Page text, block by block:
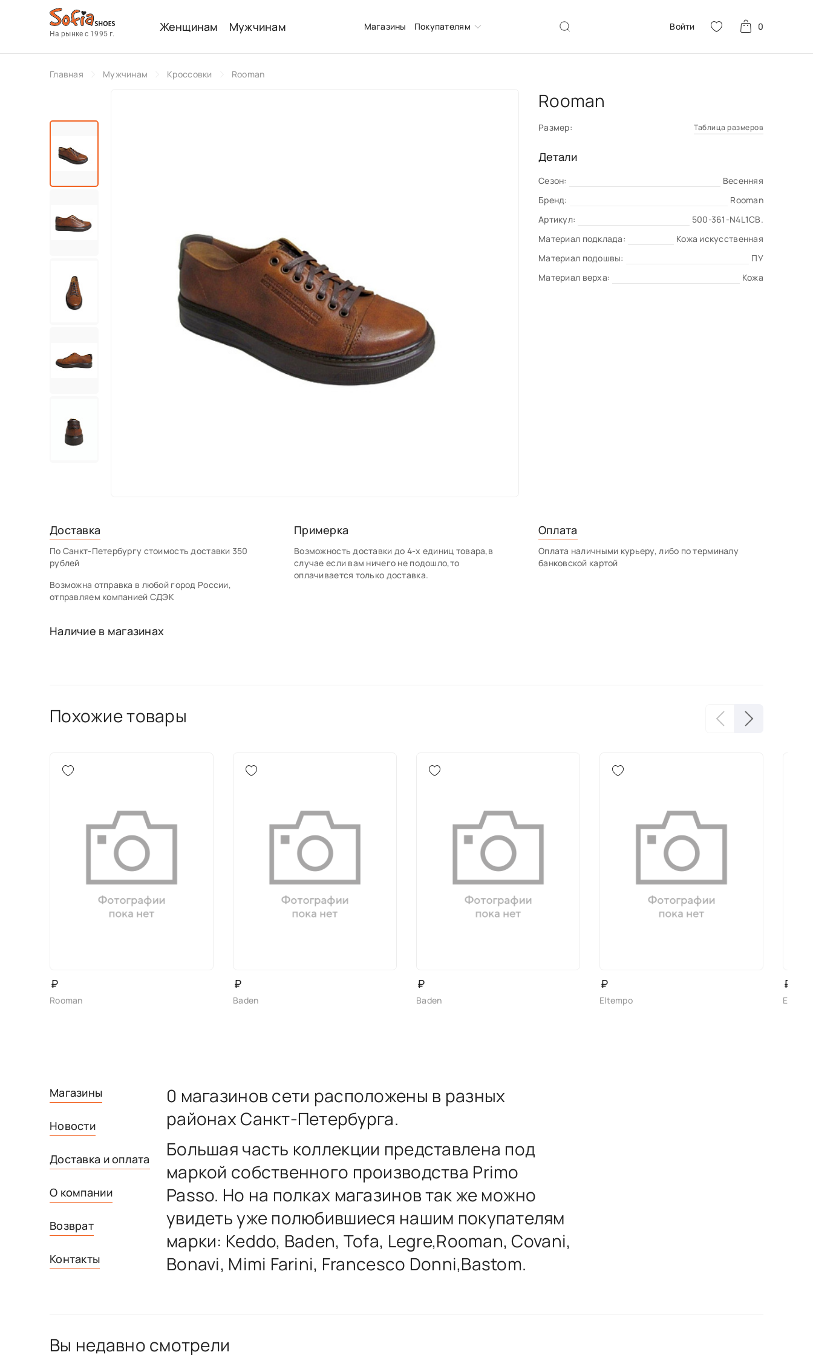
На рынке с 1995 г. Женщинам Мужчинам Магазины Покупателям Войти 0
Главная Мужчинам Кроссовки Rooman
Rooman
Размер: Таблица размеров
Детали
Сезон:
Весенняя
Бренд:
Rooman
Артикул:
500-361-N4L1СВ.
Материал подклада:
Кожа искусственная
Материал подошвы:
ПУ
Материал верха:
Кожа
Доставка
По Санкт-Петербургу стоимость доставки 350
рублей
Возможна отправка в любой город России,
отправляем компанией СДЭК
Примерка
Возможность доставки до 4-х единиц товара,в
случае если вам ничего не подошло,то
оплачивается только доставка.
Оплата
Оплата наличными курьеру, либо по терминалу
банковской картой
Наличие в магазинах
Похожие товары
₽
Rooman
₽
Baden
₽
Baden
₽
Eltempo
₽
Магазины
Новости
Доставка и оплата
О компании
Возврат
Контакты
0 магазинов сети расположены в разных
районах Санкт-Петербурга.
Большая часть коллекции представлена под
маркой собственного производства Primo
Passo. Но на полках магазинов так же можно
увидеть уже полюбившиеся нашим покупателям
марки: Keddo, Baden, Tofa, Legre,Rooman, Covani,
Bonavi, Mimi Farini, Francesco Donni,Bastom.
Вы недавно смотрели